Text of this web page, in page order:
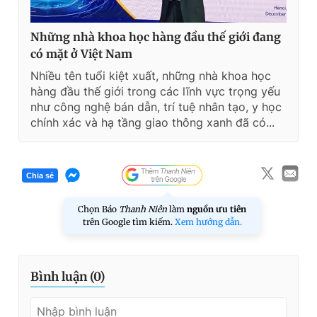
Những nhà khoa học hàng đầu thế giới đang
có mặt ở Việt Nam
Nhiều tên tuổi kiệt xuất, những nhà khoa học
hàng đầu thế giới trong các lĩnh vực trọng yếu
như công nghệ bán dẫn, trí tuệ nhân tạo, y học
chính xác và hạ tầng giao thông xanh đã có...
Chia sẻ
Chọn Báo Thanh Niên làm nguồn ưu tiên
trên Google tìm kiếm. Xem hướng dẫn.
Bình luận (0)